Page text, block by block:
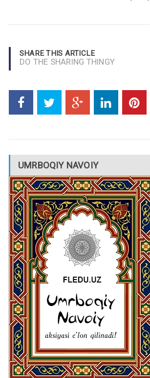
SHARE THIS ARTICLE
DO THE SHARING THINGY
UMRBOQIY NAVOIY